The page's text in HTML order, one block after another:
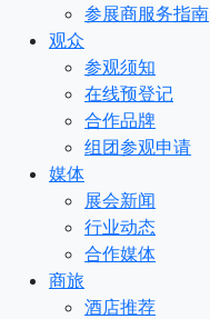
参展商服务指南
观众
参观须知
在线预登记
合作品牌
组团参观申请
媒体
展会新闻
行业动态
合作媒体
商旅
酒店推荐